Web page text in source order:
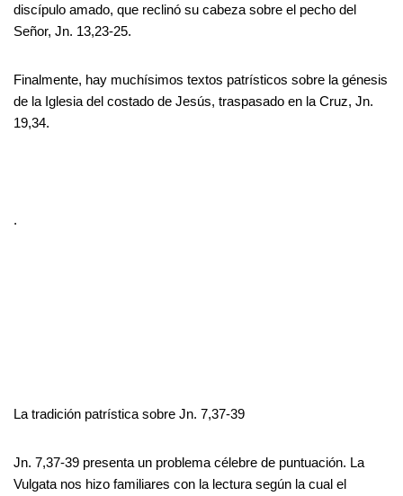
discípulo amado, que reclinó su cabeza sobre el pecho del
Señor, Jn. 13,23-25.
Finalmente, hay muchísimos textos patrísticos sobre la génesis
de la Iglesia del costado de Jesús, traspasado en la Cruz, Jn.
19,34.
.
La tradición patrística sobre Jn. 7,37-39
Jn. 7,37-39 presenta un problema célebre de puntuación. La
Vulgata nos hizo familiares con la lectura según la cual el